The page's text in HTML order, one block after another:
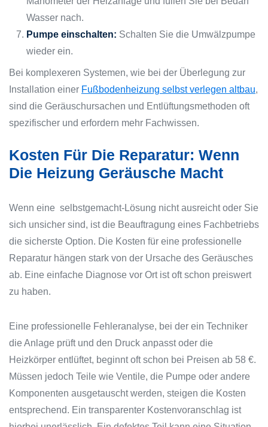
Wasser nach.
Pumpe einschalten: Schalten Sie die Umwälzpumpe
wieder ein.
Bei komplexeren Systemen, wie bei der Überlegung zur
Installation einer Fußbodenheizung selbst verlegen altbau,
sind die Geräuschursachen und Entlüftungsmethoden oft
spezifischer und erfordern mehr Fachwissen.
Kosten Für Die Reparatur: Wenn
Die Heizung Geräusche Macht
Wenn eine selbstgemacht-Lösung nicht ausreicht oder Sie
sich unsicher sind, ist die Beauftragung eines Fachbetriebs
die sicherste Option. Die Kosten für eine professionelle
Reparatur hängen stark von der Ursache des Geräusches
ab. Eine einfache Diagnose vor Ort ist oft schon preiswert
zu haben.
Eine professionelle Fehleranalyse, bei der ein Techniker
die Anlage prüft und den Druck anpasst oder die
Heizkörper entlüftet, beginnt oft schon bei Preisen ab 58 €.
Müssen jedoch Teile wie Ventile, die Pumpe oder andere
Komponenten ausgetauscht werden, steigen die Kosten
entsprechend. Ein transparenter Kostenvoranschlag ist